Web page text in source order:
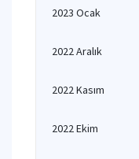
2023 Ocak
2022 Aralık
2022 Kasım
2022 Ekim